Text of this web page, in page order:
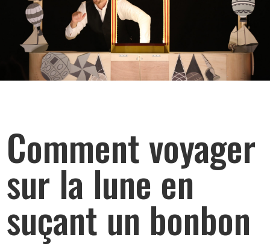
Comment voyager
sur la lune en
suçant un bonbon